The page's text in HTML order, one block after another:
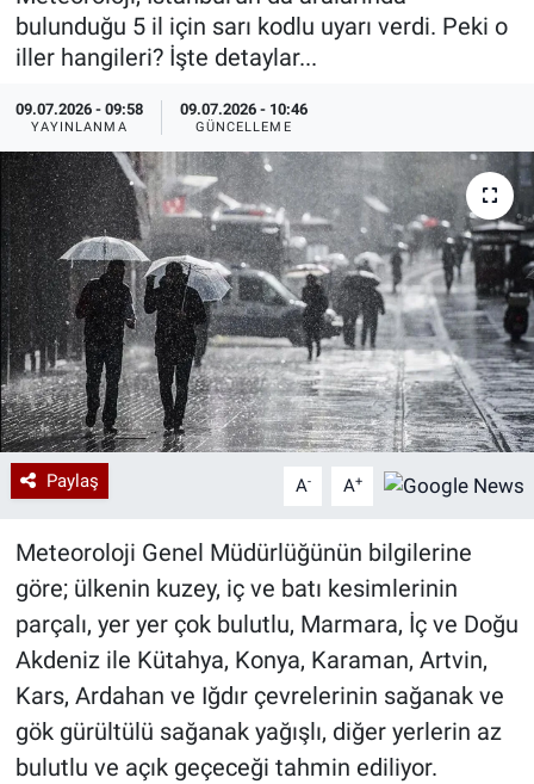
bulunduğu 5 il için sarı kodlu uyarı verdi. Peki o
iller hangileri? İşte detaylar...
09.07.2026 - 09:58
YAYINLANMA
09.07.2026 - 10:46
GÜNCELLEME
Paylaş A- A+
Meteoroloji Genel Müdürlüğünün bilgilerine
göre; ülkenin kuzey, iç ve batı kesimlerinin
parçalı, yer yer çok bulutlu, Marmara, İç ve Doğu
Akdeniz ile Kütahya, Konya, Karaman, Artvin,
Kars, Ardahan ve Iğdır çevrelerinin sağanak ve
gök gürültülü sağanak yağışlı, diğer yerlerin az
bulutlu ve açık geçeceği tahmin ediliyor.
Özel Haberler
Yazarlar
Dünya
Medya
Özel Haberler
Kadın
Erişim Bilgileri
Sağlık
Teknoloji
Ramazan
Haber Arşivi